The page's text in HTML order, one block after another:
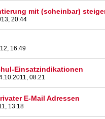
mit (scheinbar)
20:44
16:49
Einsatzindikationen
08:21
E-Mail Adressen
13:18